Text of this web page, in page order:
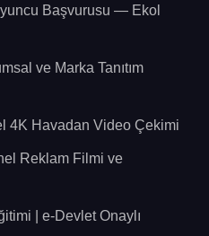
Başvurusu — Ekol
ve Marka Tanıtım
4K Havadan Video Çekimi
Reklam Filmi ve
| e-Devlet Onaylı